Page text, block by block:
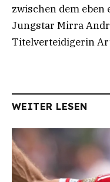
zwischen dem eben
Jungstar Mirra
Titelverteidigerin
WEITER LESEN